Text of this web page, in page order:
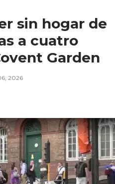
sin hogar de
a cuatro
Garden
2026